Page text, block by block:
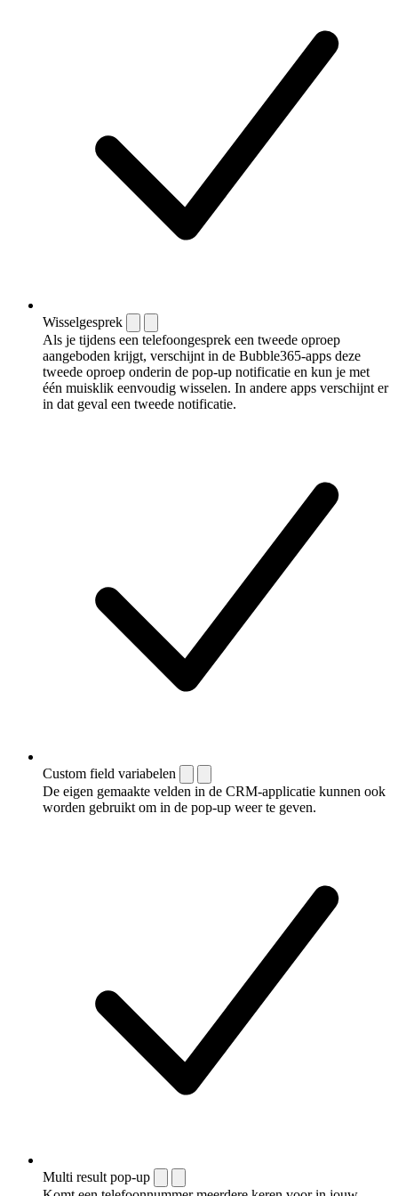
Wisselgesprek
Als je tijdens een telefoongesprek een tweede oproep
aangeboden krijgt, verschijnt in de Bubble365-apps deze
tweede oproep onderin de pop-up notificatie en kun je met
één muisklik eenvoudig wisselen. In andere apps verschijnt er
in dat geval een tweede notificatie.
Custom field variabelen
De eigen gemaakte velden in de CRM-applicatie kunnen ook
worden gebruikt om in de pop-up weer te geven.
Multi result pop-up